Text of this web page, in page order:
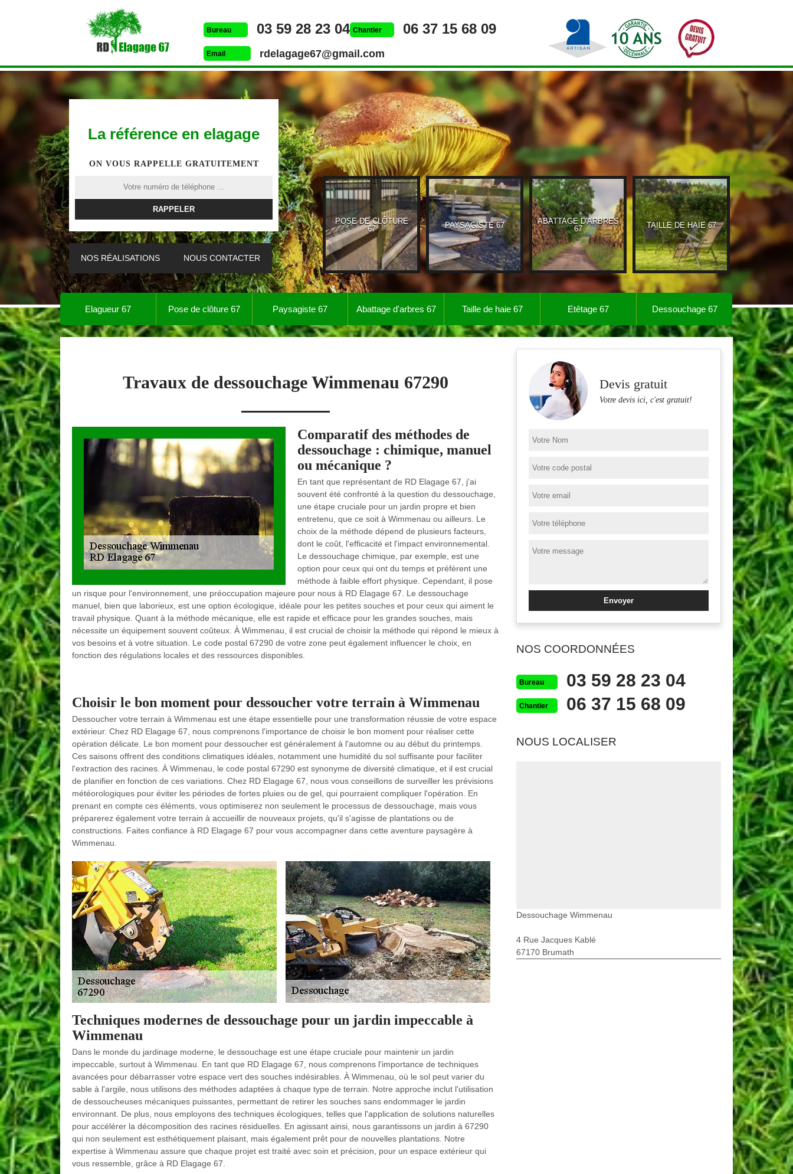
Bureau 03 59 28 23 04 Chantier 06 37 15 68 09
Email rdelagage67@gmail.com
La référence en elagage
ON VOUS RAPPELLE GRATUITEMENT
NOS RÉALISATIONS NOUS CONTACTER
ETÊTAGE 67 ELAGUEUR 67
POSE DE CLÔTURE
67
PAYSAGISTE 67
ABATTAGE D'ARBRES
67
TAILLE DE HAIE 67
Elagueur 67 Pose de clôture 67 Paysagiste 67 Abattage d'arbres 67 Taille de haie 67 Etêtage 67 Dessouchage 67
Travaux de dessouchage Wimmenau 67290
Comparatif des méthodes de
dessouchage : chimique, manuel
ou mécanique ?
En tant que représentant de RD Elagage 67, j'ai
souvent été confronté à la question du dessouchage,
une étape cruciale pour un jardin propre et bien
entretenu, que ce soit à Wimmenau ou ailleurs. Le
choix de la méthode dépend de plusieurs facteurs,
dont le coût, l'efficacité et l'impact environnemental.
Le dessouchage chimique, par exemple, est une
option pour ceux qui ont du temps et préfèrent une
méthode à faible effort physique. Cependant, il pose
un risque pour l'environnement, une préoccupation majeure pour nous à RD Elagage 67. Le dessouchage
manuel, bien que laborieux, est une option écologique, idéale pour les petites souches et pour ceux qui aiment le
travail physique. Quant à la méthode mécanique, elle est rapide et efficace pour les grandes souches, mais
nécessite un équipement souvent coûteux. À Wimmenau, il est crucial de choisir la méthode qui répond le mieux à
vos besoins et à votre situation. Le code postal 67290 de votre zone peut également influencer le choix, en
fonction des régulations locales et des ressources disponibles.
Choisir le bon moment pour dessoucher votre terrain à Wimmenau
Dessoucher votre terrain à Wimmenau est une étape essentielle pour une transformation réussie de votre espace
extérieur. Chez RD Elagage 67, nous comprenons l'importance de choisir le bon moment pour réaliser cette
opération délicate. Le bon moment pour dessoucher est généralement à l'automne ou au début du printemps.
Ces saisons offrent des conditions climatiques idéales, notamment une humidité du sol suffisante pour faciliter
l'extraction des racines. À Wimmenau, le code postal 67290 est synonyme de diversité climatique, et il est crucial
de planifier en fonction de ces variations. Chez RD Elagage 67, nous vous conseillons de surveiller les prévisions
météorologiques pour éviter les périodes de fortes pluies ou de gel, qui pourraient compliquer l'opération. En
prenant en compte ces éléments, vous optimiserez non seulement le processus de dessouchage, mais vous
préparerez également votre terrain à accueillir de nouveaux projets, qu'il s'agisse de plantations ou de
constructions. Faites confiance à RD Elagage 67 pour vous accompagner dans cette aventure paysagère à
Wimmenau.
Techniques modernes de dessouchage pour un jardin impeccable à
Wimmenau
Dans le monde du jardinage moderne, le dessouchage est une étape cruciale pour maintenir un jardin
impeccable, surtout à Wimmenau. En tant que RD Elagage 67, nous comprenons l'importance de techniques
avancées pour débarrasser votre espace vert des souches indésirables. À Wimmenau, où le sol peut varier du
sable à l'argile, nous utilisons des méthodes adaptées à chaque type de terrain. Notre approche inclut l'utilisation
de dessoucheuses mécaniques puissantes, permettant de retirer les souches sans endommager le jardin
environnant. De plus, nous employons des techniques écologiques, telles que l'application de solutions naturelles
pour accélérer la décomposition des racines résiduelles. En agissant ainsi, nous garantissons un jardin à 67290
qui non seulement est esthétiquement plaisant, mais également prêt pour de nouvelles plantations. Notre
expertise à Wimmenau assure que chaque projet est traité avec soin et précision, pour un espace extérieur qui
vous ressemble, grâce à RD Elagage 67.
Devis gratuit
Votre devis ici, c'est gratuit!
NOS COORDONNÉES
Bureau 03 59 28 23 04
Chantier 06 37 15 68 09
NOUS LOCALISER
Dessouchage Wimmenau
4 Rue Jacques Kablé
67170 Brumath